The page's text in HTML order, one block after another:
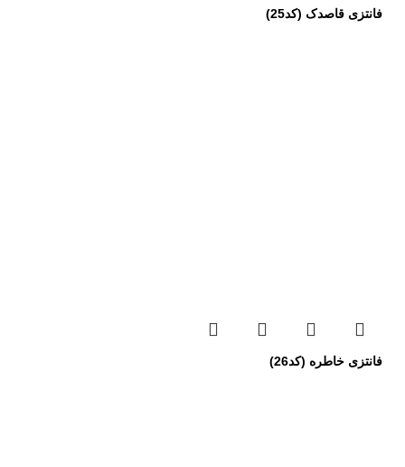
فانتزی قاصدک (کد25)
فانتزی خاطره (کد26)